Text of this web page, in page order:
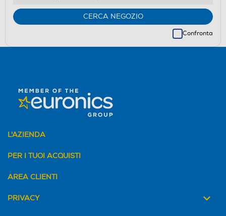
CERCA NEGOZIO
Confronta
L'AZIENDA
PER I TUOI ACQUISTI
AREA CLIENTI
PRIVACY